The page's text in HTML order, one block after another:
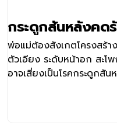
กระดูกสันหลังคด
พ่อแม่ต้องสังเกตโครงสร้
ตัวเอียง ระดับหน้าอก สะโ
อาจเสี่ยงเป็นโรคกระดูกสั